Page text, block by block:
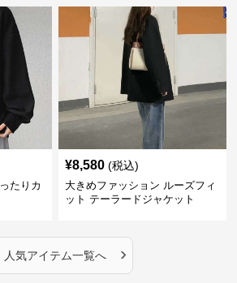
ティジ
ゆったりシルエットデニムジャ
ケット
たりカ
¥8,580 (税込)
大きめファッション ルーズフィ
ット テーラードジャケット
人気アイテム一覧へ ›